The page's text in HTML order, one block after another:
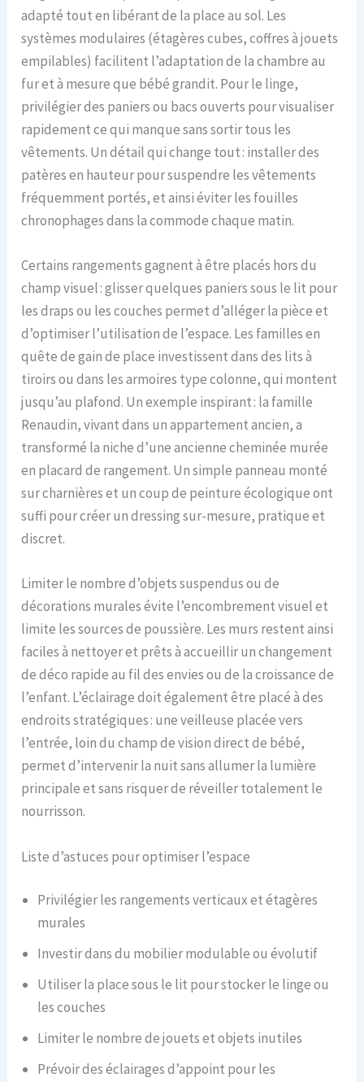
adapté tout en libérant de la place au sol. Les
systèmes modulaires (étagères cubes, coffres à jouets
empilables) facilitent l’adaptation de la chambre au
fur et à mesure que bébé grandit. Pour le linge,
privilégier des paniers ou bacs ouverts pour visualiser
rapidement ce qui manque sans sortir tous les
vêtements. Un détail qui change tout : installer des
patères en hauteur pour suspendre les vêtements
fréquemment portés, et ainsi éviter les fouilles
chronophages dans la commode chaque matin.
Certains rangements gagnent à être placés hors du
champ visuel : glisser quelques paniers sous le lit pour
les draps ou les couches permet d’alléger la pièce et
d’optimiser l’utilisation de l’espace. Les familles en
quête de gain de place investissent dans des lits à
tiroirs ou dans les armoires type colonne, qui montent
jusqu’au plafond. Un exemple inspirant : la famille
Renaudin, vivant dans un appartement ancien, a
transformé la niche d’une ancienne cheminée murée
en placard de rangement. Un simple panneau monté
sur charnières et un coup de peinture écologique ont
suffi pour créer un dressing sur-mesure, pratique et
discret.
Limiter le nombre d’objets suspendus ou de
décorations murales évite l’encombrement visuel et
limite les sources de poussière. Les murs restent ainsi
faciles à nettoyer et prêts à accueillir un changement
de déco rapide au fil des envies ou de la croissance de
l’enfant. L’éclairage doit également être placé à des
endroits stratégiques : une veilleuse placée vers
l’entrée, loin du champ de vision direct de bébé,
permet d’intervenir la nuit sans allumer la lumière
principale et sans risquer de réveiller totalement le
nourrisson.
Liste d’astuces pour optimiser l’espace
Privilégier les rangements verticaux et étagères
murales
Investir dans du mobilier modulable ou évolutif
Utiliser la place sous le lit pour stocker le linge ou
les couches
Limiter le nombre de jouets et objets inutiles
Prévoir des éclairages d’appoint pour les